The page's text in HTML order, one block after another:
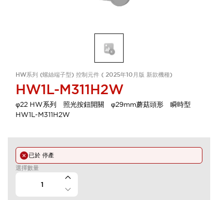
HW系列 (螺絲端子型) 控制元件 ( 2025年10月版 新款機種)
HW1L-M311H2W
φ22 HW系列 照光按鈕開關 φ29mm蘑菇頭形 瞬時型
HW1L-M311H2W
已於 停產
選擇數量